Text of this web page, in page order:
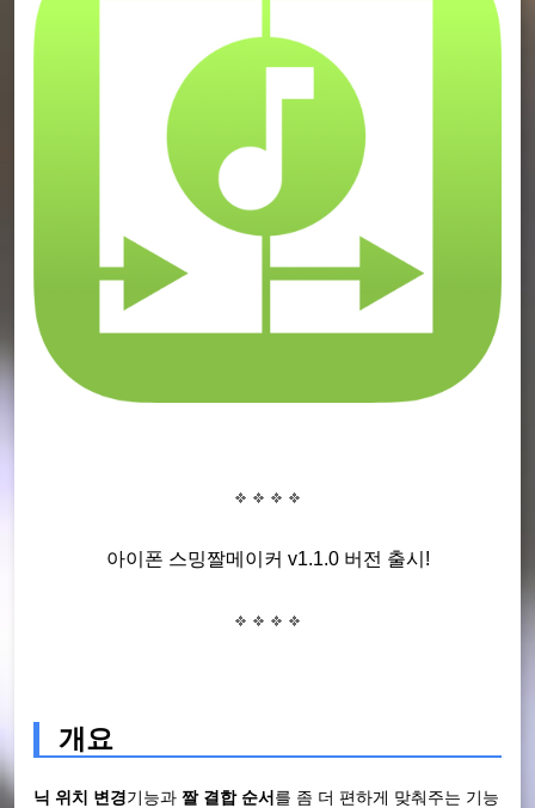
아이폰 스밍짤메이커 v1.1.0 버전 출시!
개요
닉 위치 변경기능과 짤 결합 순서 를 좀 더 편하게 맞춰주는 기능